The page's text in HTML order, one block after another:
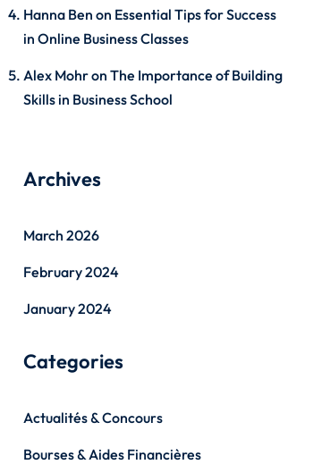
Hanna Ben on Essential Tips for Success
in Online Business Classes
Alex Mohron The Importance of Building
Skills in Business School
Archives
March 2026
February 2024
January 2024
Categories
Actualités & Concours
Bourses & Aides Financières